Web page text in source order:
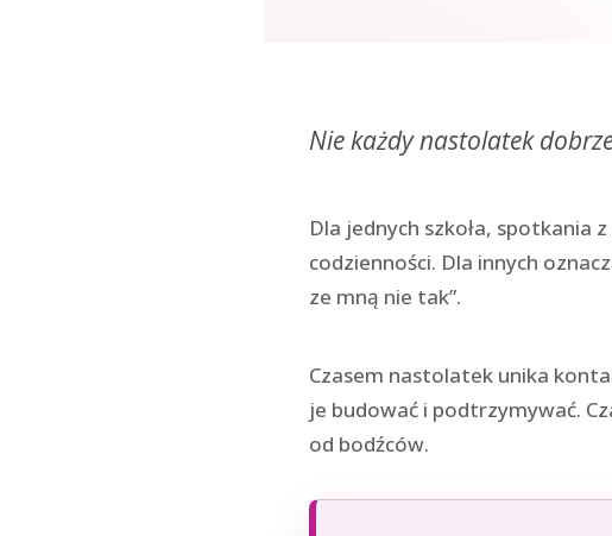
Nie każdy nastolatek
Dla jednych szkoła, spotkania
codzienności. Dla innych
ze mną nie tak”.
Czasem nastolatek unika
je budować i podtrzymywać.
od bodźców.